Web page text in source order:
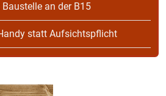
an der B15
statt Aufsichtspflicht